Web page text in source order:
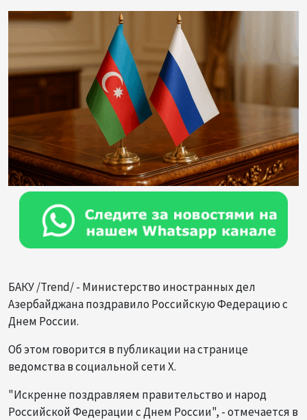
БАКУ /Trend/ - Министерство иностранных дел
Азербайджана поздравило Российскую Федерацию с
Днем России.
Об этом говорится в публикации на странице
ведомства в социальной сети X.
"Искренне поздравляем правительство и народ
Российской Федерации с Днем России", - отмечается в